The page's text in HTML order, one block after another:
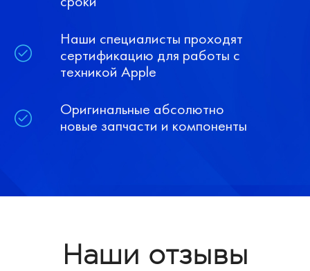
Наши специалисты проходят
сертификацию для работы с
техникой Apple
Оригинальные абсолютно
новые запчасти и компоненты
Наши отзывы